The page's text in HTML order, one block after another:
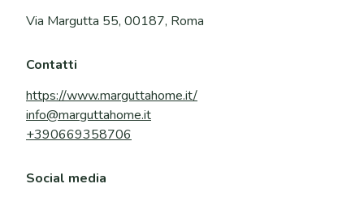
Via Margutta 55, 00187, Roma
Contatti
https://www.marguttahome.it/
info@marguttahome.it
+390669358706
Social media